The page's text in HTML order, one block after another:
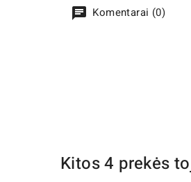
Komentarai (0)
Kitos 4 prekės